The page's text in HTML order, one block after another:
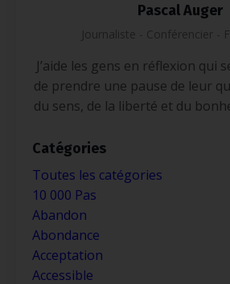
Pascal Auger
Journaliste - Conférencier -
J’aide les gens en réflexion qui
de prendre une pause de leur
du sens, de la liberté et du
Catégories
Toutes les catégories
10 000 Pas
Abandon
Abondance
Acceptation
Accessible